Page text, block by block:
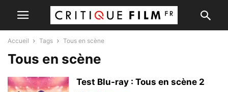
Accueil Tags Tous en scène
Tous en scène
Test Blu-ray : Tous en scène 2